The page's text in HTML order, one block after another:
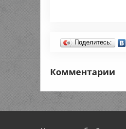
Поделитесь:
Комментарии